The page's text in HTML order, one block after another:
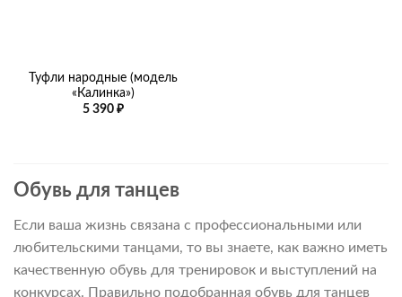
Туфли народные (модель
«Калинка»)
5 390 ₽
Обувь для танцев
Если ваша жизнь связана с профессиональными или
любительскими танцами, то вы знаете, как важно иметь
качественную обувь для тренировок и выступлений на
конкурсах. Правильно подобранная обувь для танцев